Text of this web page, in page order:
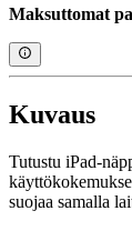
Maksuttomat
Kuvaus
Tutustu iPad-
suojaa samalla